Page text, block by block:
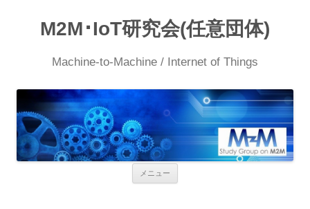
M2M･IoT研究会(任意団体)
Machine-to-Machine / Internet of Things
メニュー